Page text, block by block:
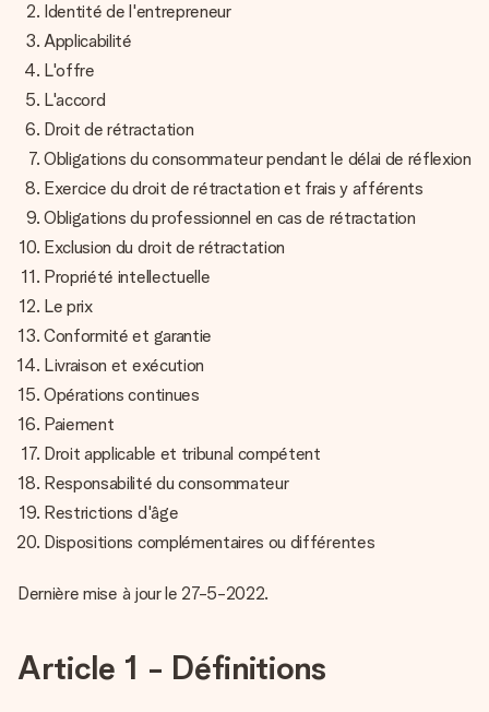
Créez quelque chose d’unique en quelques étapes – avec
son prénom, votre photo ou un message qui touche le cœur.
Sans complications, juste tout l’amour pour le moment idéal.
Identité de l'entrepreneur
Applicabilité
L'offre
L'accord
Droit de rétractation
Obligations du consommateur pendant le délai de réflexion
Exercice du droit de rétractation et frais y afférents
Obligations du professionnel en cas de rétractation
Exclusion du droit de rétractation
Propriété intellectuelle
Le prix
Conformité et garantie
Livraison et exécution
Opérations continues
Paiement
Droit applicable et tribunal compétent
Responsabilité du consommateur
Restrictions d'âge
Dispositions complémentaires ou différentes
Dernière mise à jour le 27-5-2022.
Article 1 - Définitions